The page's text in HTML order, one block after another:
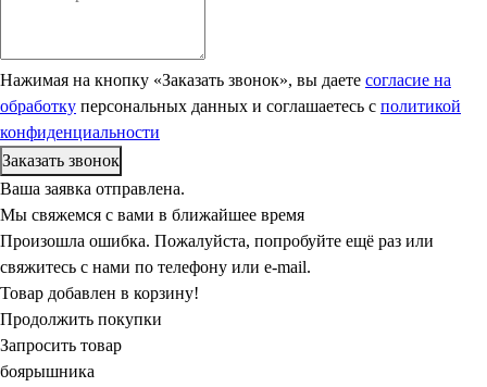
Нажимая на кнопку «Заказать звонок», вы даете согласие на
обработку персональных данных и соглашаетесь c политикой
конфиденциальности
Ваша заявка отправлена.
Мы свяжемся с вами в ближайшее время
Произошла ошибка. Пожалуйста, попробуйте ещё раз или
свяжитесь с нами по телефону или e-mail.
Товар добавлен в корзину!
Продолжить покупки
Запросить товар
боярышника